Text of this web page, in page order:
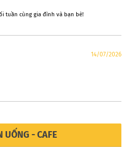
tuần cùng gia đình và bạn bè!
14/07/2026
UỐNG - CAFE